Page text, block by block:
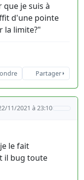
je suis à
d'une pointe
la limite?"
Partager
11/2021 à 23:10
le fait
il bug toute